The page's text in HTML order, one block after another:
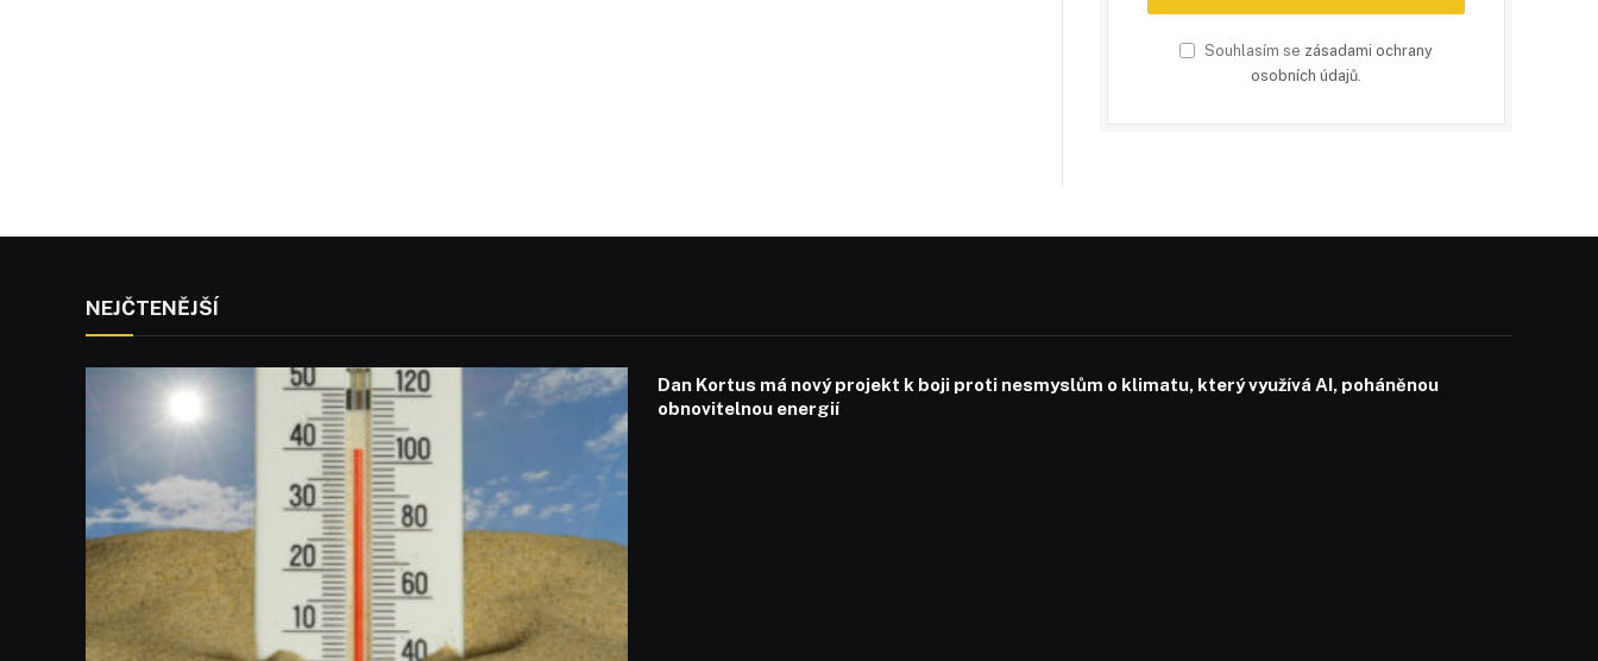
Souhlasím se zásadami ochrany
osobních údajů
NEJČTENĚJŠÍ
Dan Kortus má nový projekt k boji proti nesmyslům o klimatu, který využívá AI, poháněnou
obnovitelnou energií